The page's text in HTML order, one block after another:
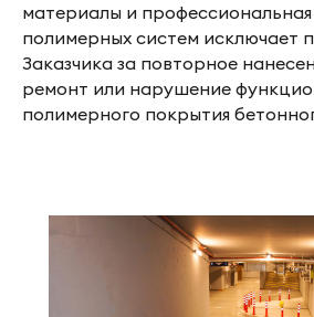
материалы и профессиональная
полимерных систем исключает
Заказчика за повторное
ремонт или нарушение
полимерного покрытия